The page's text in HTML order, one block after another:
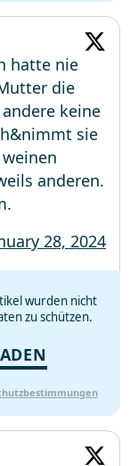
hatte nie
die
keine
sie
anderen.
28, 2024
wurden nicht
zu schützen.